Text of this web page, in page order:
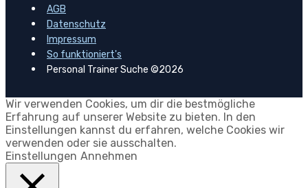
AGB
Datenschutz
Impressum
So funktioniert's
Personal Trainer Suche ©2026
Wir verwenden Cookies, um dir die bestmögliche
Erfahrung auf unserer Website zu bieten. In den
Einstellungen kannst du erfahren, welche Cookies wir
verwenden oder sie ausschalten.
Einstellungen Annehmen